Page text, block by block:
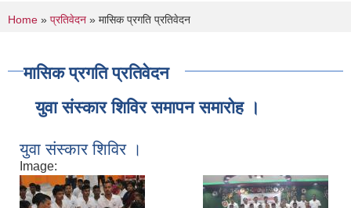
You are here
Home » प्रतिवेदन » मासिक प्रगति प्रतिवेदन
मासिक प्रगति प्रतिवेदन
युवा संस्कार शिविर समापन समारोह ।
युवा संस्कार शिविर ।
Image: